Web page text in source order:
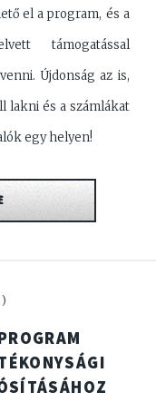
el a program, és a
támogatással
Újdonság az is,
lakni és a számlákat
egy helyen!